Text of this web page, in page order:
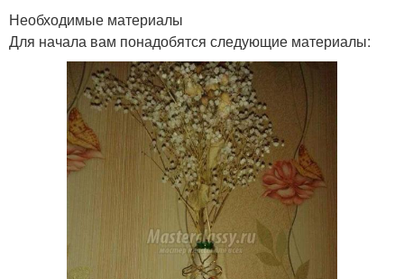
Необходимые материалы
Для начала вам понадобятся следующие материалы: